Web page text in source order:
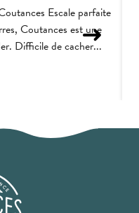
Escale parfaite
Coutances est une
Difficile de cacher...